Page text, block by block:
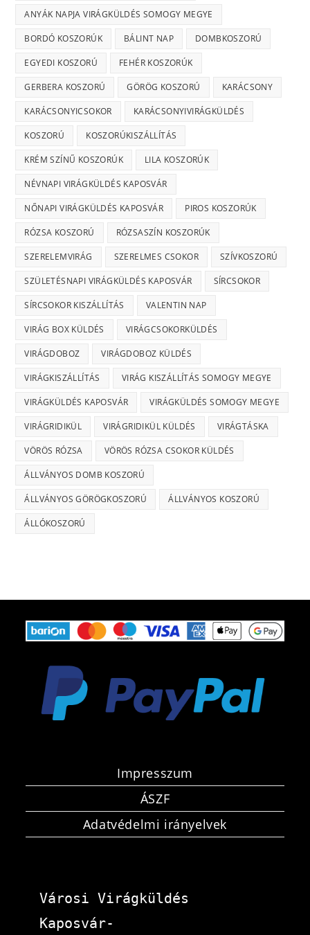
ANYÁK NAPJA VIRÁGKÜLDÉS SOMOGY MEGYE
BORDÓ KOSZORÚK BÁLINT NAP DOMBKOSZORÚ
EGYEDI KOSZORÚ FEHÉR KOSZORÚK
GERBERA KOSZORÚ GÖRÖG KOSZORÚ KARÁCSONY
KARÁCSONYICSOKOR KARÁCSONYIVIRÁGKÜLDÉS
KOSZORÚ KOSZORÚKISZÁLLÍTÁS
KRÉM SZÍNŰ KOSZORÚK LILA KOSZORÚK
NÉVNAPI VIRÁGKÜLDÉS KAPOSVÁR
NŐNAPI VIRÁGKÜLDÉS KAPOSVÁR PIROS KOSZORÚK
RÓZSA KOSZORÚ RÓZSASZÍN KOSZORÚK
SZERELEMVIRÁG SZERELMES CSOKOR SZÍVKOSZORÚ
SZÜLETÉSNAPI VIRÁGKÜLDÉS KAPOSVÁR SÍRCSOKOR
SÍRCSOKOR KISZÁLLÍTÁS VALENTIN NAP
VIRÁG BOX KÜLDÉS VIRÁGCSOKORKÜLDÉS
VIRÁGDOBOZ VIRÁGDOBOZ KÜLDÉS
VIRÁGKISZÁLLÍTÁS VIRÁG KISZÁLLÍTÁS SOMOGY MEGYE
VIRÁGKÜLDÉS KAPOSVÁR VIRÁGKÜLDÉS SOMOGY MEGYE
VIRÁGRIDIKÜL VIRÁGRIDIKÜL KÜLDÉS VIRÁGTÁSKA
VÖRÖS RÓZSA VÖRÖS RÓZSA CSOKOR KÜLDÉS
ÁLLVÁNYOS DOMB KOSZORÚ
ÁLLVÁNYOS GÖRÖGKOSZORÚ ÁLLVÁNYOS KOSZORÚ
ÁLLÓKOSZORÚ
Impresszum
ÁSZF
Adatvédelmi irányelvek
Városi Virágküldés
Kaposvár-